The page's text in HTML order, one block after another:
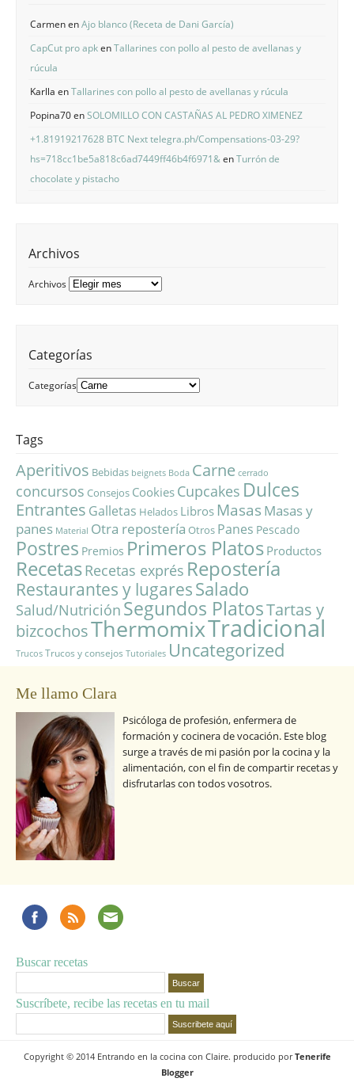
CarmenenAjo blanco (Receta de Dani García)
CapCut pro apkenTallarines con pollo al pesto de avellanas y
rúcula
Karlla enTallarines con pollo al pesto de avellanas y rúcula
Popina70enSOLOMILLO CON CASTAÑAS AL PEDRO XIMENEZ
+1.81919217628 BTC Next telegra.ph/Compensations-03-29?
hs=718cc1be5a818c6ad7449ff46b4f6971&enTurrón de
chocolate y pistacho
Archivos
Archivos
Categorías
Categorías
Tags
Aperitivos Bebidas beignets Boda Carne cerrado
concursos Consejos Cookies Cupcakes Dulces
Entrantes Galletas Helados Libros Masas Masas y
panes Material Otra repostería Otros Panes Pescado
Postres Premios Primeros Platos Productos
RecetasRecetas exprés Repostería
Restaurantes y lugaresSalado
Salud/NutriciónSegundos PlatosTartas y
bizcochosThermomixTradicional
Trucos Trucos y consejos Tutoriales Uncategorized
Me llamo Clara
Psicóloga de profesión, enfermera de
formación y cocinera de vocación. Este blog
surge a través de mi pasión por la cocina y la
alimentación, con el fin de compartir recetas y
disfrutarlas con todos vosotros.
Buscar recetas
Suscríbete, recibe las recetas en tu mail
Copyright © 2014 Entrando en la cocina con Claire. producido porTenerife
Blogger